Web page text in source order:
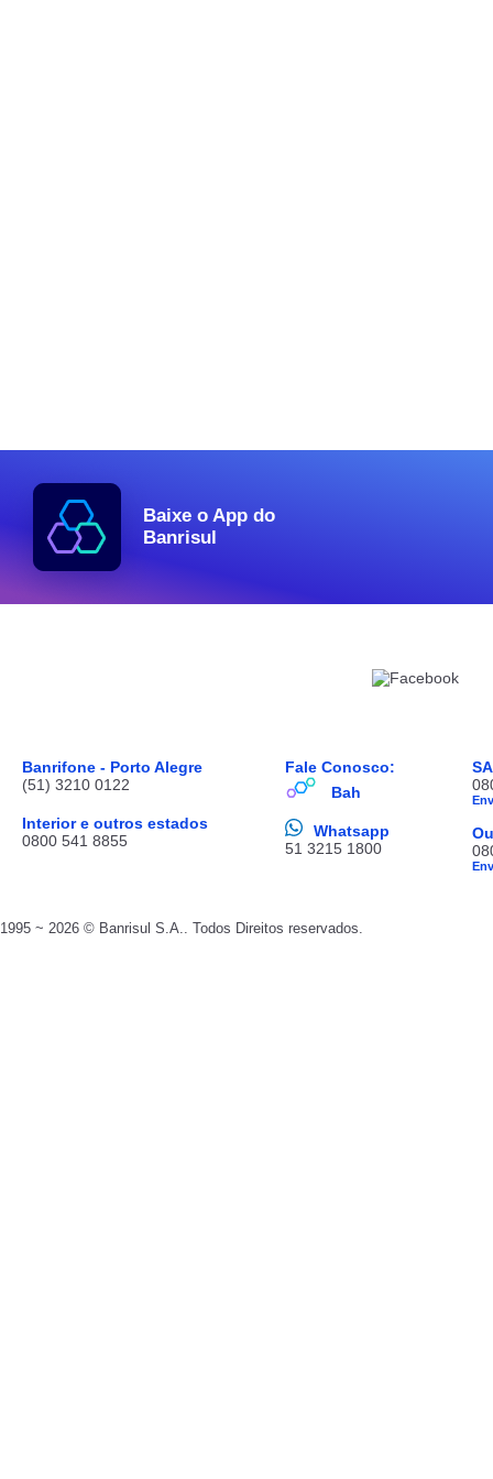
Baixe o App do
Banrisul
Banrifone - Porto Alegre
(51) 3210 0122
Interior e outros estados
0800 541 8855
Fale Conosco:
Bah
Whatsapp
51 3215 1800
1995 ~ 2026 © Banrisul S.A.. Todos Direitos reservados.